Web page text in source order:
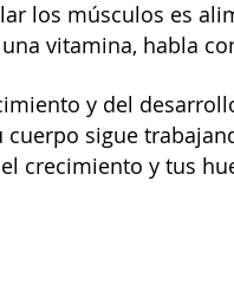
los músculos es
vitamina, habla
y del
sigue
crecimiento y tus